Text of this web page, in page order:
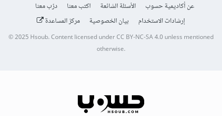
عن أكاديمية حسوب الأسئلة الشائعة اكتب معنا
درّب معنا
إرشادات الاستخدام
بيان الخصوصية مركز المساعدة
© 2025 Hsoub.Content licensed underCC BY-NC-SA 4.0unless mentioned
otherwise.